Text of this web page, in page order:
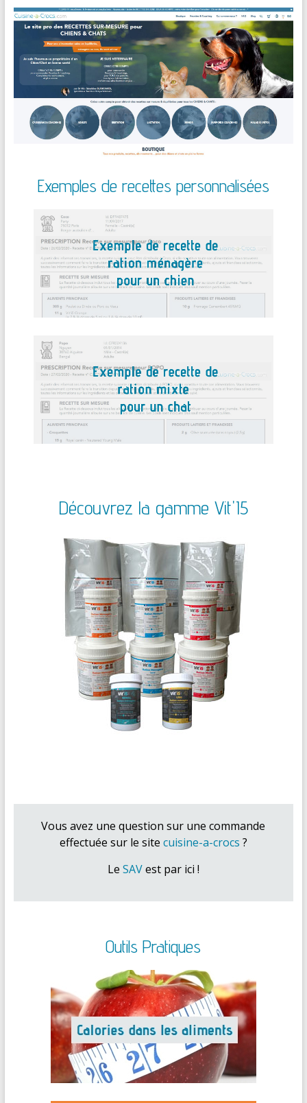
Exemples de recettes personnalisées
Découvrez la gamme Vit'I5
Vous avez une question sur une commande
effectuée sur le site cuisine-a-crocs ?
Le SAVest par ici !
Outils Pratiques